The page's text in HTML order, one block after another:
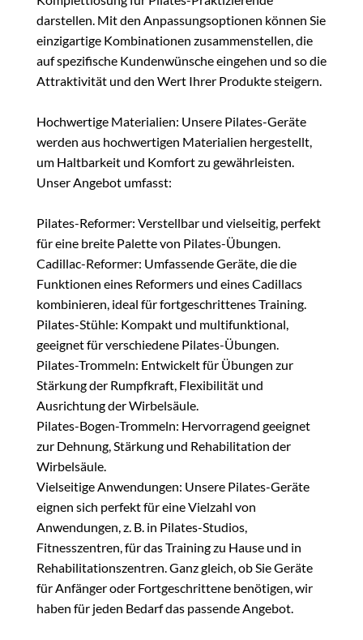
darstellen. Mit den Anpassungsoptionen können Sie
einzigartige Kombinationen zusammenstellen, die
auf spezifische Kundenwünsche eingehen und so die
Attraktivität und den Wert Ihrer Produkte steigern.
Hochwertige Materialien: Unsere Pilates-Geräte
werden aus hochwertigen Materialien hergestellt,
um Haltbarkeit und Komfort zu gewährleisten.
Unser Angebot umfasst:
Pilates-Reformer: Verstellbar und vielseitig, perfekt
für eine breite Palette von Pilates-Übungen.
Cadillac-Reformer: Umfassende Geräte, die die
Funktionen eines Reformers und eines Cadillacs
kombinieren, ideal für fortgeschrittenes Training.
Pilates-Stühle: Kompakt und multifunktional,
geeignet für verschiedene Pilates-Übungen.
Pilates-Trommeln: Entwickelt für Übungen zur
Stärkung der Rumpfkraft, Flexibilität und
Ausrichtung der Wirbelsäule.
Pilates-Bogen-Trommeln: Hervorragend geeignet
zur Dehnung, Stärkung und Rehabilitation der
Wirbelsäule.
Vielseitige Anwendungen: Unsere Pilates-Geräte
eignen sich perfekt für eine Vielzahl von
Anwendungen, z. B. in Pilates-Studios,
Fitnesszentren, für das Training zu Hause und in
Rehabilitationszentren. Ganz gleich, ob Sie Geräte
für Anfänger oder Fortgeschrittene benötigen, wir
haben für jeden Bedarf das passende Angebot.